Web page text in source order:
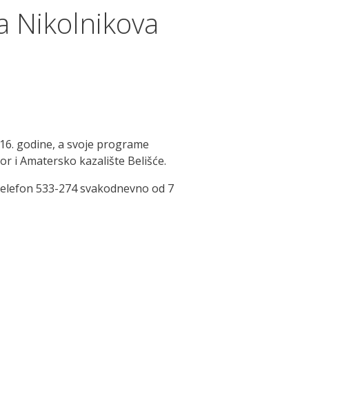
Nikolnikova
godine, a svoje programe
i Amatersko kazalište Belišće.
533-274 svakodnevno od 7